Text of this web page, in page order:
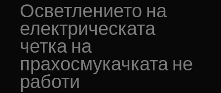
Осветлението на
електрическата
четка на
прахосмукачката не
работи